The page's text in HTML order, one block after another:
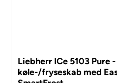
Liebherr ICe 5103 Pure
køle-/fryseskab med